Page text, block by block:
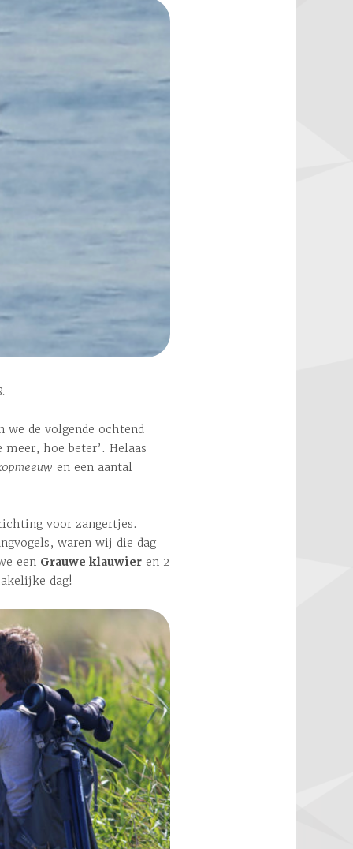
we de volgende ochtend
hoe beter’. Helaas
en een aantal
voor zangertjes.
waren wij die dag
een Grauwe klauwier en 2
dag!